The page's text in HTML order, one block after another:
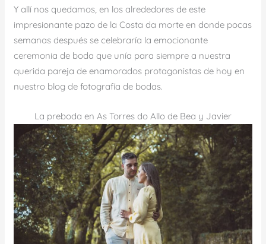
Y allí nos quedamos, en los alrededores de este
impresionante pazo de la Costa da morte en donde pocas
semanas después se celebraría la emocionante
ceremonia de boda que unía para siempre a nuestra
querida pareja de enamorados protagonistas de hoy en
nuestro blog de fotografía de bodas.
La preboda en As Torres do Allo de Bea y Javier